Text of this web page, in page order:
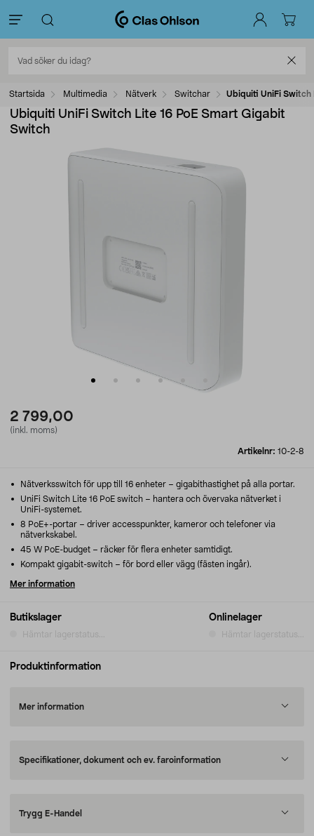
Startsida Multimedia Nätverk Switchar Ubiquiti UniFi Switch
Ubiquiti UniFi Switch Lite 16 PoE Smart Gigabit
Switch
2 799,00
(inkl. moms)
Artikelnr: 10-2-8
Butikslager
Hämtar lagerstatus...
Onlinelager
Hämtar lagerstatus...
Nätverksswitch för upp till 16 enheter – gigabithastighet på alla portar.
UniFi Switch Lite 16 PoE switch – hantera och övervaka nätverket i
UniFi-systemet.
8 PoE+-portar – driver accesspunkter, kameror och telefoner via
nätverkskabel.
45 W PoE-budget – räcker för flera enheter samtidigt.
Kompakt gigabit-switch – för bord eller vägg (fästen ingår).
Mer information
Produktinformation
Mer information
Specifikationer, dokument och ev. faroinformation
Trygg E-Handel